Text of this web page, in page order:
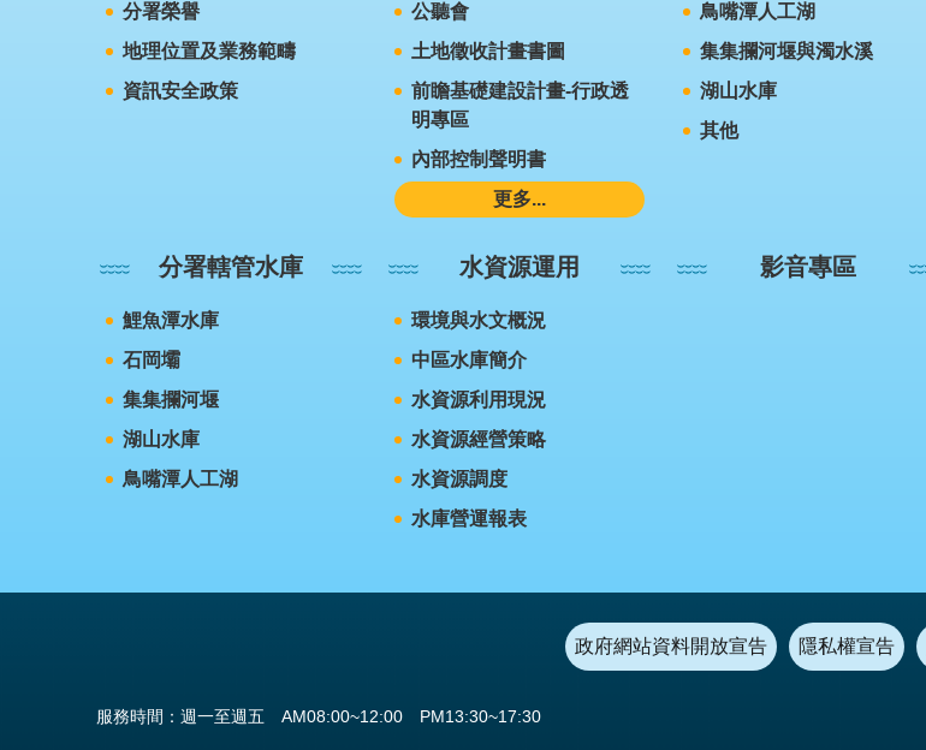
分署榮譽
地理位置及業務範疇
資訊安全政策
公聽會
土地徵收計畫書圖
前瞻基礎建設計畫-行政透
明專區
內部控制聲明書
更多...
鳥嘴潭人工湖
集集攔河堰與濁水溪
湖山水庫
其他
分署轄管水庫
鯉魚潭水庫
石岡壩
集集攔河堰
湖山水庫
鳥嘴潭人工湖
水資源運用
環境與水文概況
中區水庫簡介
水資源利用現況
水資源經營策略
水資源調度
水庫營運報表
影音專區
政府網站資料開放宣告 隱私權宣告
服務時間：週一至週五 AM08:00~12:00 PM13:30~17:30